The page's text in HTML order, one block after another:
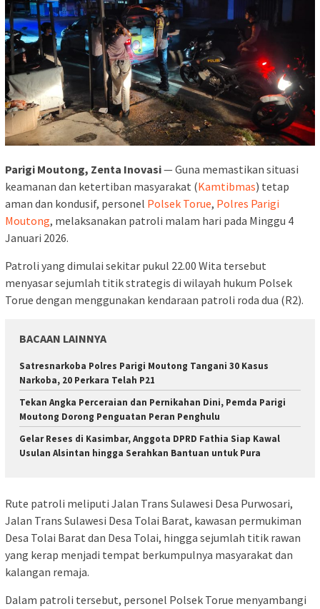
Parigi Moutong, Zenta Inovasi— Guna memastikan situasi
keamanan dan ketertiban masyarakat (Kamtibmas) tetap
aman dan kondusif, personel Polsek Torue, Polres Parigi
Moutong, melaksanakan patroli malam hari pada Minggu 4
Januari 2026.
Patroli yang dimulai sekitar pukul 22.00 Wita tersebut
menyasar sejumlah titik strategis di wilayah hukum Polsek
Torue dengan menggunakan kendaraan patroli roda dua (R2).
BACAAN LAINNYA
Satresnarkoba Polres Parigi Moutong Tangani 30 Kasus
Narkoba, 20 Perkara Telah P21
Tekan Angka Perceraian dan Pernikahan Dini, Pemda Parigi
Moutong Dorong Penguatan Peran Penghulu
Gelar Reses di Kasimbar, Anggota DPRD Fathia Siap Kawal
Usulan Alsintan hingga Serahkan Bantuan untuk Pura
Rute patroli meliputi Jalan Trans Sulawesi Desa Purwosari,
Jalan Trans Sulawesi Desa Tolai Barat, kawasan permukiman
Desa Tolai Barat dan Desa Tolai, hingga sejumlah titik rawan
yang kerap menjadi tempat berkumpulnya masyarakat dan
kalangan remaja.
Dalam patroli tersebut, personel Polsek Torue menyambangi